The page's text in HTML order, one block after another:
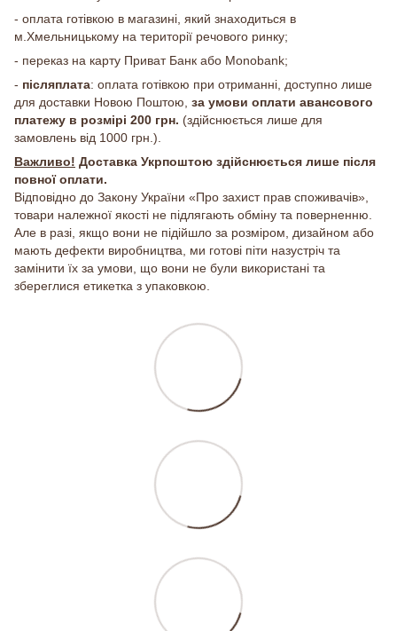
- оплата готівкою в магазині, який знаходиться в
м.Хмельницькому на території речового ринку;
- переказ на карту Приват Банк або Monobank;
- післяплата: оплата готівкою при отриманні, доступно лише
для доставки Новою Поштою, за умови оплати авансового
платежу в розмірі 200 грн. (здійснюється лише для
замовлень від 1000 грн.).
Важливо! Доставка Укрпоштою здійснюється лише після
повної оплати.
Відповідно до Закону України «Про захист прав споживачів»,
товари належної якості не підлягають обміну та поверненню.
Але в разі, якщо вони не підійшло за розміром, дизайном або
мають дефекти виробництва, ми готові піти назустріч та
замінити їх за умови, що вони не були використані та
збереглися етикетка з упаковкою.